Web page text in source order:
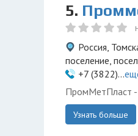
5.
Россия,
поселение,
+7 (3822)...
ПромМетПласт -
Узнать больше